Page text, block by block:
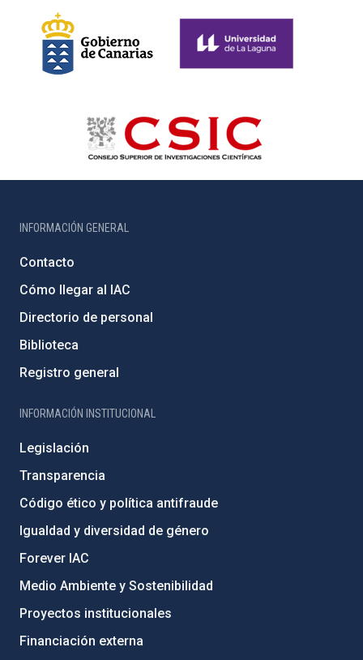
INFORMACIÓN GENERAL
Contacto
Cómo llegar al IAC
Directorio de personal
Biblioteca
Registro general
INFORMACIÓN INSTITUCIONAL
Legislación
Transparencia
Código ético y política antifraude
Igualdad y diversidad de género
Forever IAC
Medio Ambiente y Sostenibilidad
Proyectos institucionales
Financiación externa